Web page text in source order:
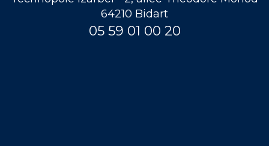
64210 Bidart
05 59 01 00 20